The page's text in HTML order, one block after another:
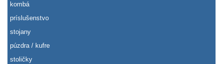
kombá
príslušenstvo
stojany
púzdra / kufre
stoličky